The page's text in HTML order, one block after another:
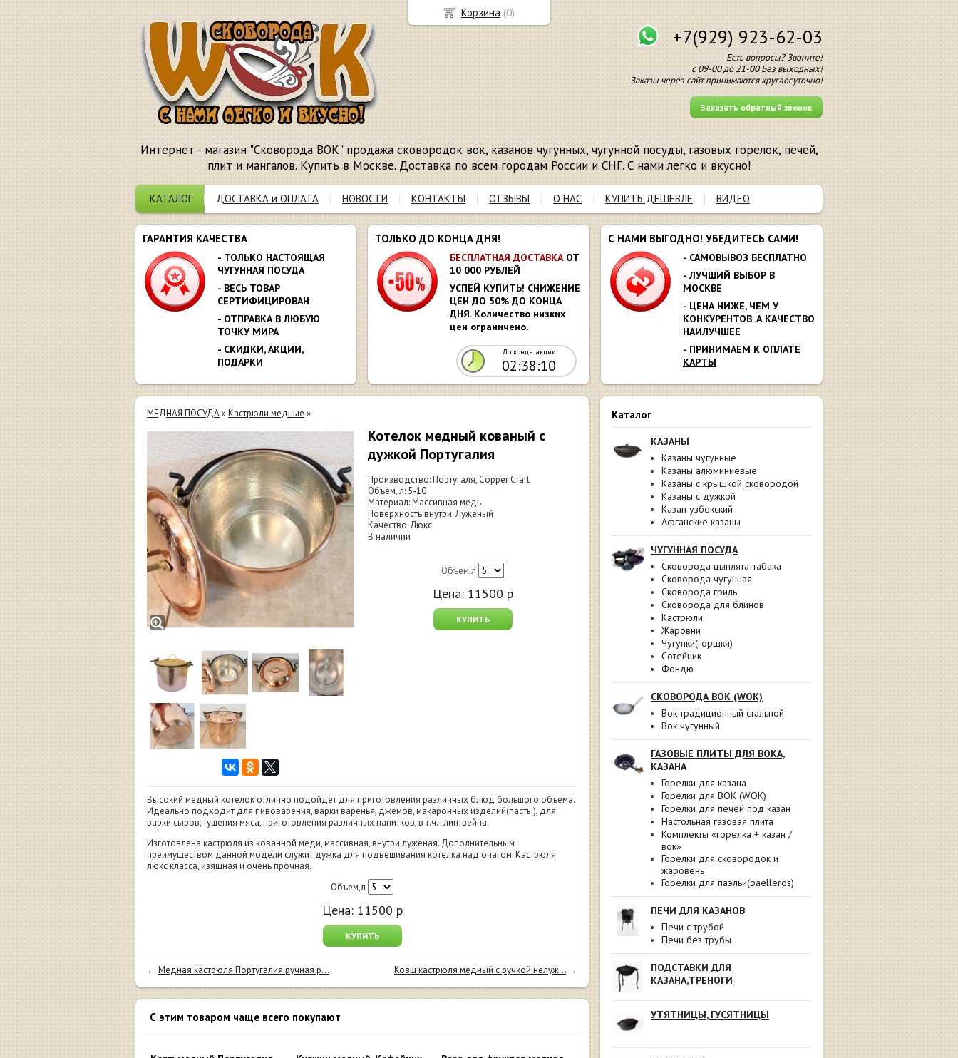
+7(929) 923-62-03
Есть вопросы? Звоните!
с 09-00 до 21-00 Без выходных!
Заказы через сайт принимаются круглосуточно!
Заказать обратный звонок
Интернет - магазин "Сковорода ВОК" продажа сковородок вок, казанов чугунных, чугунной посуды, газовых горелок, печей,
плит и мангалов. Купить в Москве. Доставка по всем городам России и СНГ. С нами легко и вкусно!
КАТАЛОГ ДОСТАВКА и ОПЛАТА НОВОСТИ КОНТАКТЫ ОТЗЫВЫ О НАС КУПИТЬ ДЕШЕВЛЕ ВИДЕО
ГАРАНТИЯ КАЧЕСТВА
- ТОЛЬКО НАСТОЯЩАЯ
ЧУГУННАЯ ПОСУДА
- ВЕСЬ ТОВАР
СЕРТИФИЦИРОВАН
- ОТПРАВКА В ЛЮБУЮ
ТОЧКУ МИРА
- СКИДКИ, АКЦИИ,
ПОДАРКИ
ТОЛЬКО ДО КОНЦА ДНЯ!
БЕСПЛАТНАЯ ДОСТАВКА ОТ
10 000 РУБЛЕЙ
УСПЕЙ КУПИТЬ! СНИЖЕНИЕ
ЦЕН ДО 50% ДО КОНЦА
ДНЯ. Количество низких
цен ограничено.
До конца акции
02:38:09
С НАМИ ВЫГОДНО! УБЕДИТЕСЬ САМИ!
- САМОВЫВОЗ БЕСПЛАТНО
- ЛУЧШИЙ ВЫБОР В
МОСКВЕ
- ЦЕНА НИЖЕ, ЧЕМ У
КОНКУРЕНТОВ. А КАЧЕСТВО
НАИЛУЧШЕЕ
- ПРИНИМАЕМ К ОПЛАТЕ
КАРТЫ
Каталог
КАЗАНЫ
Казаны чугунные
Казаны алюминиевые
Казаны с крышкой сковородой
Казаны с дужкой
Казан узбекский
Афганские казаны
ЧУГУННАЯ ПОСУДА
Сковорода цыплята-табака
Сковорода чугунная
Сковорода гриль
Сковорода для блинов
Кастрюли
Жаровни
Чугунки(горшки)
Сотейник
Фондю
СКОВОРОДА ВОК (WOK)
Вок традиционный стальной
Вок чугунный
ГАЗОВЫЕ ПЛИТЫ ДЛЯ ВОКА,
КАЗАНА
Горелки для казана
Горелки для ВОК (WOK)
Горелки для печей под казан
Настольная газовая плита
Комплекты «горелка + казан /
вок»
Горелки для сковородок и
жаровень
Горелки для паэльи(paelleros)
ПЕЧИ ДЛЯ КАЗАНОВ
Печи с трубой
Печи без трубы
ПОДСТАВКИ ДЛЯ
КАЗАНА,ТРЕНОГИ
УТЯТНИЦЫ, ГУСЯТНИЦЫ
МЕДНАЯ ПОСУДА»Кастрюли медные »
Котелок медный кованый с
дужкой Португалия
Производство: Португаля, Сopper Craft
Объем, л: 5-10
Материал: Массивная медь
Поверхность внутри: Луженый
Качество: Люкс
В наличии
Объем,л
Цена: 11500 р
КУПИТЬ
Высокий медный котелок отлично подойдёт для приготовления различных блюд большого объема.
Идеально подходит для пивоварения, варки варенья, джемов, макаронных изделий(пасты), для
варки сыров, тушения мяса, приготовления различных напитков, в т.ч. глинтвейна.
Изготовлена кастрюля из кованной меди, массивная, внутри луженая. Дополнительным
преимуществом данной модели служит дужка для подвешивания котелка над очагом. Кастрюля
люкс класса, изящная и очень прочная.
Объем,л
Цена: 11500 р
КУПИТЬ
← Медная кастрюля Португалия ручная р... Ковш кастрюля медный с ручкой нелуж... →
С этим товаром чаще всего покупают
Корзина (0)